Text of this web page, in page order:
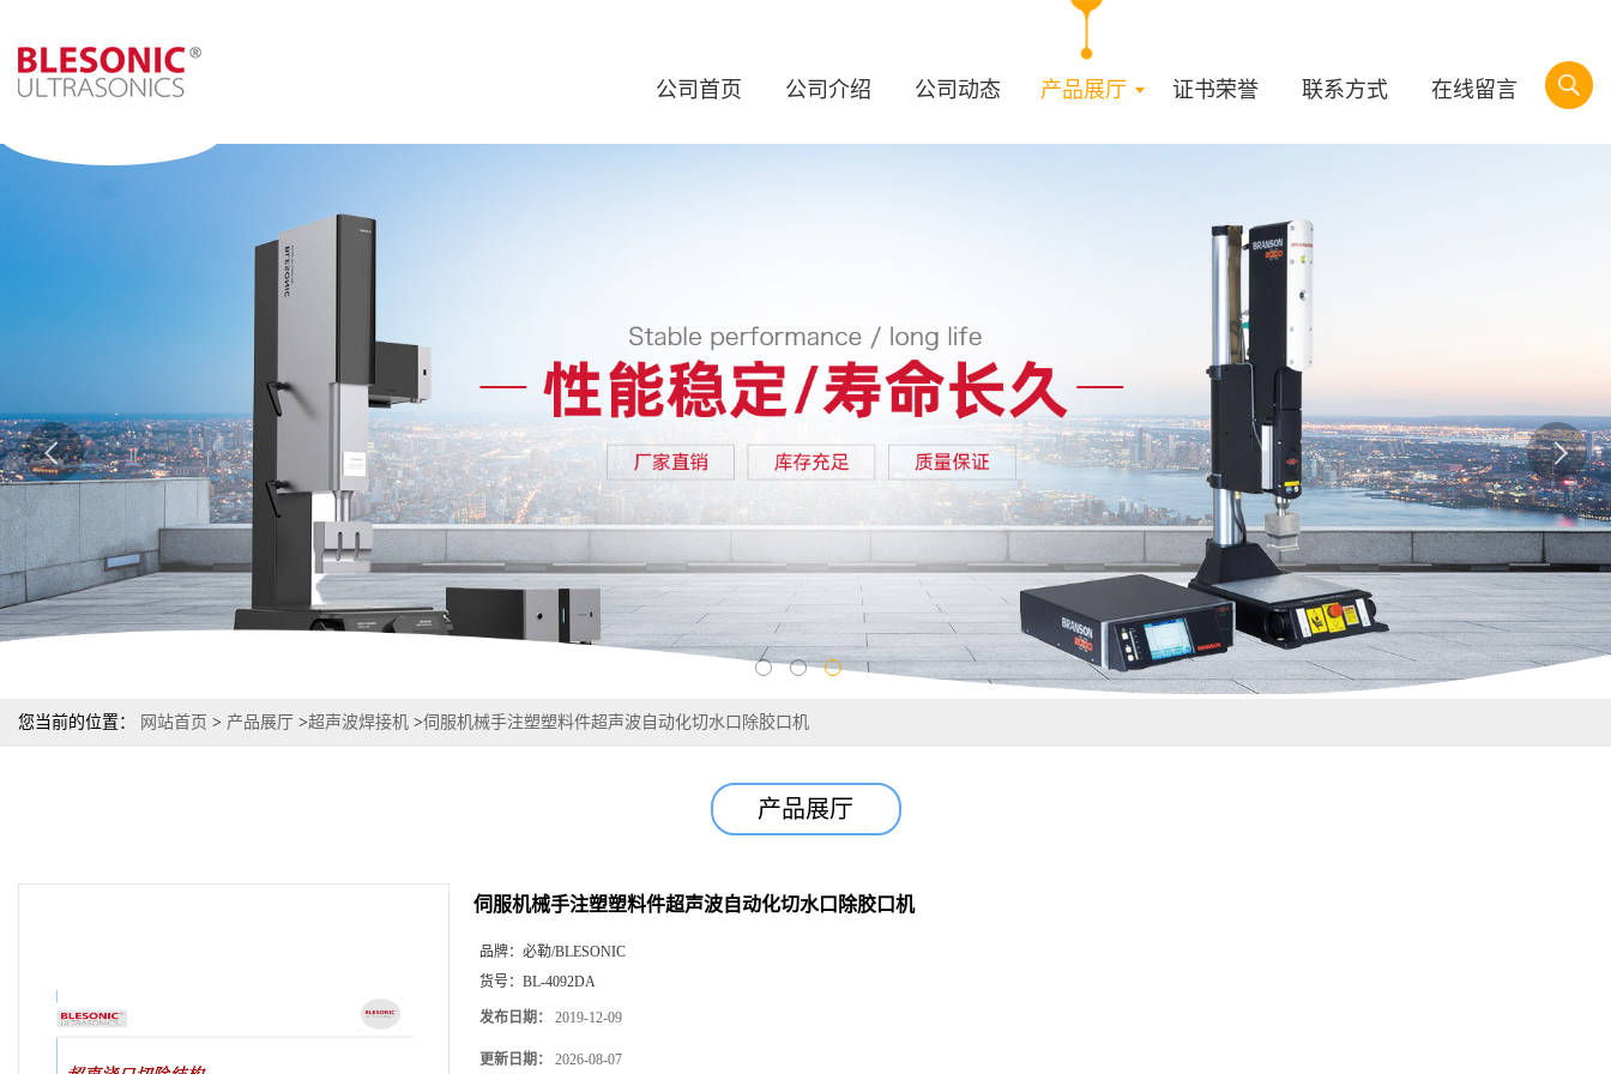
公司首页 公司介绍 公司动态 产品展厅 证书荣誉 联系方式 在线留言
您当前的位置： 网站首页 > 产品展厅 >超声波焊接机 >伺服机械手注塑塑料件超声波自动化切水口除胶口机
产品展厅
伺服机械手注塑塑料件超声波自动化切水口除胶口机
品牌： 必勒/BLESONIC
货号： BL-4092DA
发布日期： 2019-12-09
更新日期： 2026-08-07